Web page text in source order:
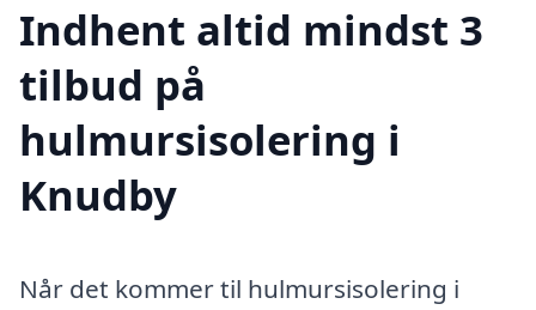
Indhent altid mindst 3
tilbud på
hulmursisolering i
Knudby
Når det kommer til hulmursisolering i